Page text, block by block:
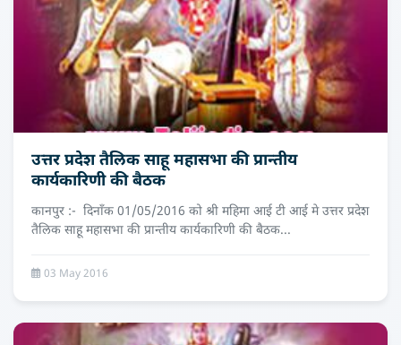
उत्तर प्रदेश तैलिक साहू महासभा की प्रान्तीय
कार्यकारिणी की बैठक
कानपुर :- दिनाँक 01/05/2016 को श्री महिमा आई टी आई मे उत्तर प्रदेश
तैलिक साहू महासभा की प्रान्तीय कार्यकारिणी की बैठक...
03 May 2016